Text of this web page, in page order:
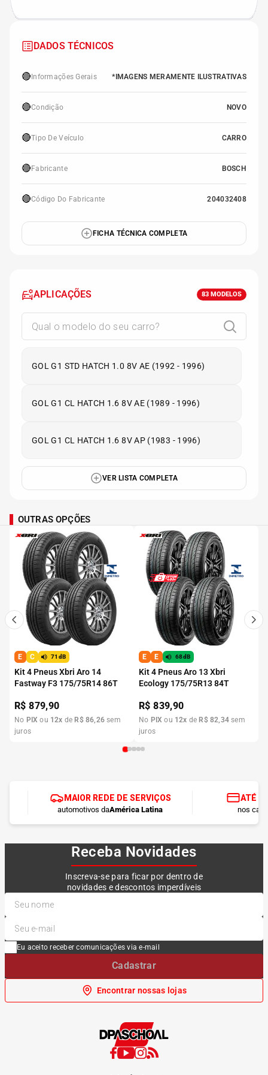
DADOS TÉCNICOS
🔴 Informações Gerais *IMAGENS MERAMENTE ILUSTRATIVAS
🔴Condição NOVO
🔴Tipo De Veículo CARRO
🔴 Fabricante BOSCH
🔴Código Do Fabricante 204032408
FICHA TÉCNICA COMPLETA
APLICAÇÕES 83 MODELOS
GOL G1 STD HATCH 1.0 8V AE (1992 - 1996)
GOL G1 CL HATCH 1.6 8V AE (1989 - 1996)
GOL G1 CL HATCH 1.6 8V AP (1983 - 1996)
VER LISTA COMPLETA
OUTRAS OPÇÕES
E C 71dB
Kit 4 Pneus Xbri Aro 14
Fastway F3 175/75R14 86T
R$879,90
No PIX ou 12x de R$ 86,26 sem
juros
E E 68dB
Kit 4 Pneus Aro 13 Xbri
Ecology 175/75R13 84T
R$839,90
No PIX ou 12x de R$ 82,34 sem
juros
MAIOR REDE DE SERVIÇOS
automotivos daAmérica Latina
ATÉ
nos
Receba Novidades
Inscreva-se para ficar por dentro de
novidades e descontos imperdíveis
Eu aceito receber comunicações via e-mail
Cadastrar
Encontrar nossas lojas